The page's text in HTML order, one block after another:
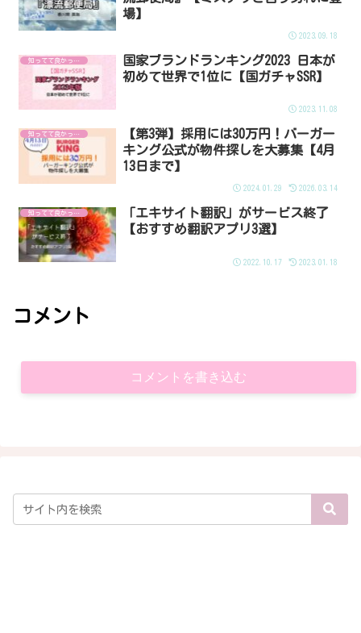
場】
2023.09.18
知ってて良かった！
国家ブランドランキング2023 日本が
初めて世界で1位に【国ガチャSSR】
2023.11.08
知ってて良かった！
【第3弾】採用には30万円！バーガー
キング公式が物件探しを大募集【4月
13日まで】
2024.01.29 2026.03.14
知ってて良かった！
「エキサイト翻訳」がサービス終了
【おすすめ翻訳アプリ3選】
2022.10.17 2023.01.18
コメント
コメントを書き込む